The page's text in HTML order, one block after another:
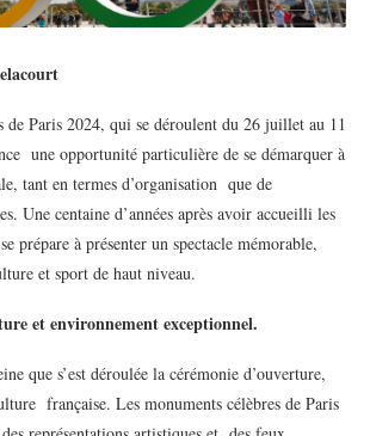
de Paris 2024, qui se déroulent du 26 juillet au 11
une opportunité particulière de se démarquer à
tant en termes d’organisation que de
Une centaine d’années après avoir accueilli les
prépare à présenter un spectacle mémorable,
et sport de haut niveau.
et environnement exceptionnel.
que s’est déroulée la cérémonie d’ouverture,
française. Les monuments célèbres de Paris